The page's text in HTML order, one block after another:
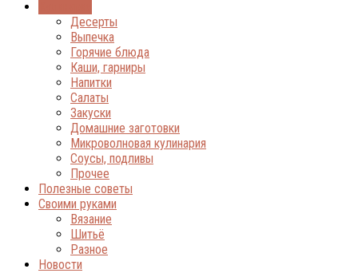
Десерты
Выпечка
Горячие блюда
Каши, гарниры
Напитки
Салаты
Закуски
Домашние заготовки
Микроволновая кулинария
Соусы, подливы
Прочее
Полезные советы
Своими руками
Вязание
Шитьё
Разное
Новости